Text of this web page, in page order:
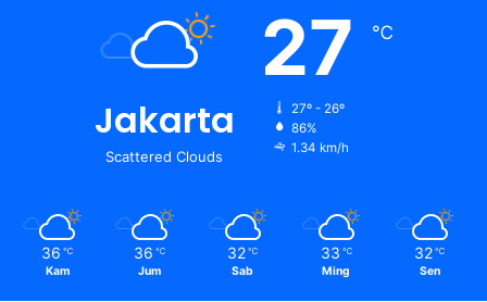
Jakarta
Scattered Clouds
27 ℃
27º - 26º
86%
1.34 km/h
36 ℃
Kam
36 ℃
Jum
32 ℃
Sab
33 ℃
Ming
32 ℃
Sen